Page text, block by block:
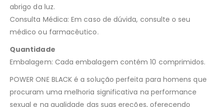
abrigo da luz.
Consulta Médica: Em caso de dúvida, consulte o seu
médico ou farmacêutico.
Quantidade
Embalagem: Cada embalagem contém 10 comprimidos.
POWER ONE BLACK é a solução perfeita para homens que
procuram uma melhoria significativa na performance
sexual e na qualidade das suas ereções, oferecendo